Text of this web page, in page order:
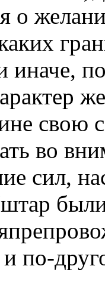
о
иначе,
свою
во
сил,
по-